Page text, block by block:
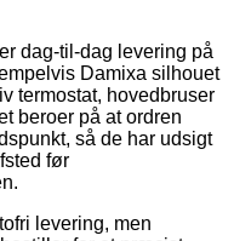
dag-til-dag levering på
Damixa silhouet
termostat, hovedbruser
beroer på at ordren
så de har udsigt
før
levering, men